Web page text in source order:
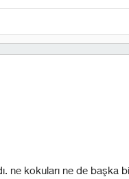
ne kokuları ne de başka